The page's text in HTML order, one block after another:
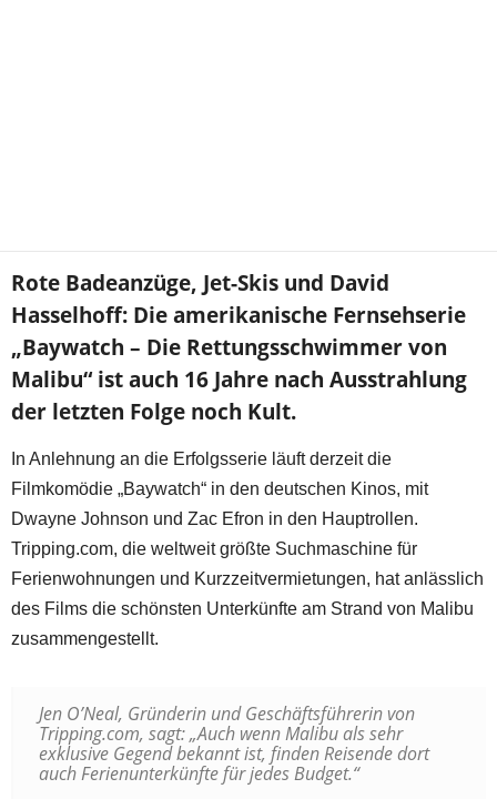
Rote Badeanzüge, Jet-Skis und David
Hasselhoff: Die amerikanische Fernsehserie
„Baywatch – Die Rettungsschwimmer von
Malibu“ ist auch 16 Jahre nach Ausstrahlung
der letzten Folge noch Kult.
In Anlehnung an die Erfolgsserie läuft derzeit die
Filmkomödie „Baywatch“ in den deutschen Kinos, mit
Dwayne Johnson und Zac Efron in den Hauptrollen.
Tripping.com, die weltweit größte Suchmaschine für
Ferienwohnungen und Kurzzeitvermietungen, hat anlässlich
des Films die schönsten Unterkünfte am Strand von Malibu
zusammengestellt.
Jen O’Neal, Gründerin und Geschäftsführerin von
Tripping.com, sagt: „Auch wenn Malibu als sehr
exklusive Gegend bekannt ist, finden Reisende dort
auch Ferienunterkünfte für jedes Budget.“